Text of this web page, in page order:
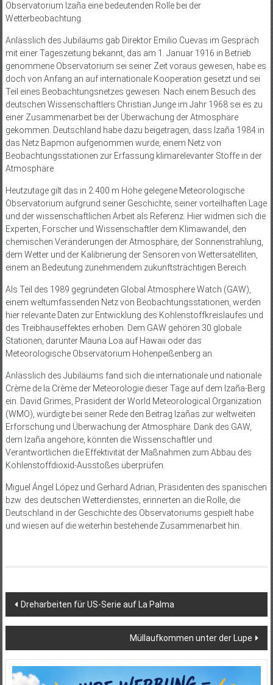
Observatorium Izaña eine bedeutenden Rolle bei der
Wetterbeobachtung.
Anlässlich des Jubiläums gab Direktor Emilio Cuevas im Gespräch
mit einer Tageszeitung bekannt, das am 1. Januar 1916 in Betrieb
genommene Observatorium sei seiner Zeit voraus gewesen, habe es
doch von Anfang an auf internationale Kooperation gesetzt und sei
Teil eines Beobachtungsnetzes gewesen. Nach einem Besuch des
deutschen Wissenschaftlers Christian Junge im Jahr 1968 sei es zu
einer Zusammenarbeit bei der Überwachung der Atmosphäre
gekommen. Deutschland habe dazu beigetragen, dass Izaña 1984 in
das Netz Bapmon aufgenommen wurde, einem Netz von
Beobachtungsstationen zur Erfassung klimarelevanter Stoffe in der
Atmosphäre.
Heutzutage gilt das in 2.400 m Höhe gelegene Meteorologische
Observatorium aufgrund seiner Geschichte, seiner vorteilhaften Lage
und der wissenschaftlichen Arbeit als Referenz. Hier widmen sich die
Experten, Forscher und Wissenschaftler dem Klimawandel, den
chemischen Veränderungen der Atmosphäre, der Sonnenstrahlung,
dem Wetter und der Kalibrierung der Sensoren von Wettersatelliten,
einem an Bedeutung zunehmendem zukunftsträchtigen Bereich.
Als Teil des 1989 gegründeten Global Atmosphere Watch (GAW),
einem weltumfassenden Netz von Beobachtungsstationen, werden
hier relevante Daten zur Entwicklung des Kohlenstoffkreislaufes und
des Treibhauseffektes erhoben. Dem GAW gehören 30 globale
Stationen, darunter Mauna Loa auf Hawaii oder das
Meteorologische Observatorium Hohenpeißenberg an.
Anlässlich des Jubiläums fand sich die internationale und nationale
Crème de la Crème der Meteorologie dieser Tage auf dem Izaña-Berg
ein. David Grimes, Präsident der World Meteorological Organization
(WMO), würdigte bei seiner Rede den Beitrag Izañas zur weltweiten
Erforschung und Überwachung der Atmosphäre. Dank des GAW,
dem Izaña angehöre, könnten die Wissenschaftler und
Verantwortlichen die Effektivität der Maßnahmen zum Abbau des
Kohlenstoffdioxid-Ausstoßes überprüfen.
Miguel Ángel López und Gerhard Adrian, Präsidenten des spanischen
bzw. des deutschen Wetterdienstes, erinnerten an die Rolle, die
Deutschland in der Geschichte des Observatoriums gespielt habe
und wiesen auf die weiterhin bestehende Zusammenarbeit hin.
Beitragsnavigation
Dreharbeiten für US-Serie auf La Palma
Müllaufkommen unter der Lupe